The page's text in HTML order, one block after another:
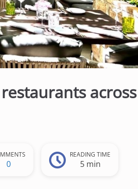
across
0
READING TIME
5 min